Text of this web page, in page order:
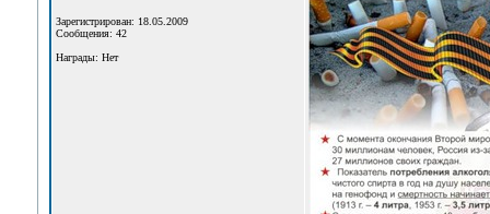
Зарегистрирован: 18.05.2009
Сообщения: 42
Награды: Нет